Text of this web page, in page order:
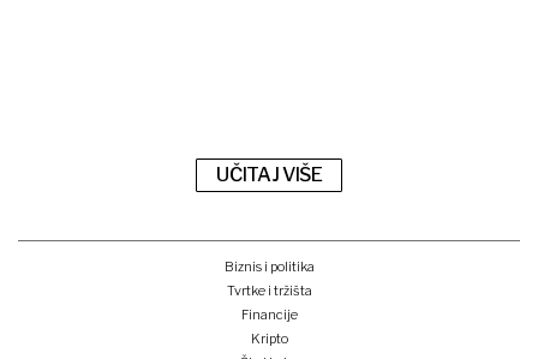
UČITAJ VIŠE
Biznis i politika
Tvrtke i tržišta
Financije
Kripto